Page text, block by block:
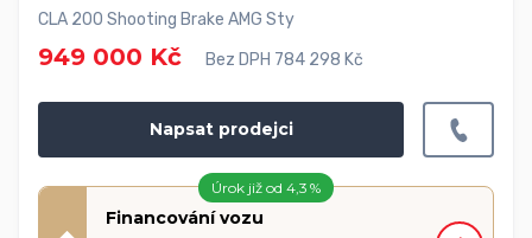
CLA 200 Shooting Brake AMG Sty
949 000 Kč Bez DPH 784 298 Kč
Napsat prodejci
Úrok již od 4,3 %
Financování vozu